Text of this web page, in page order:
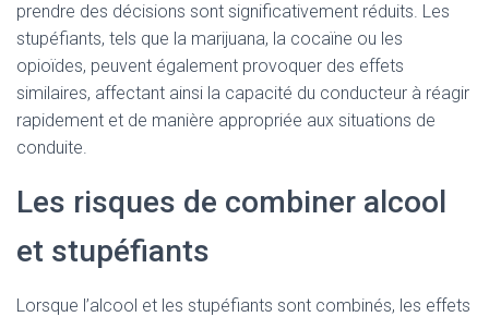
prendre des décisions sont significativement réduits. Les
stupéfiants, tels que la marijuana, la cocaïne ou les
opioïdes, peuvent également provoquer des effets
similaires, affectant ainsi la capacité du conducteur à réagir
rapidement et de manière appropriée aux situations de
conduite.
Les risques de combiner alcool
et stupéfiants
Lorsque l’alcool et les stupéfiants sont combinés, les effets